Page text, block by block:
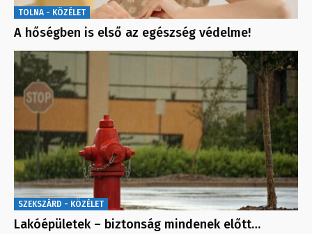
TOLNA - KÖZÉLET
A hőségben is első az egészség védelme!
SZEKSZÁRD - KÖZÉLET
Lakóépületek – biztonság mindenek előtt…